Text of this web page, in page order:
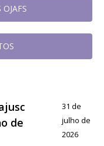
de
31 de
julho de
2026